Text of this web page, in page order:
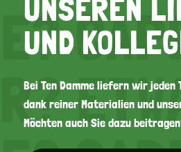
UNSEREN
UND
Bei Ten Damme liefern wir
dank reiner Materialien und
Möchten auch Sie dazu